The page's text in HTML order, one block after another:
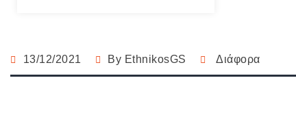
13/12/2021 By EthnikosGS Διάφορα